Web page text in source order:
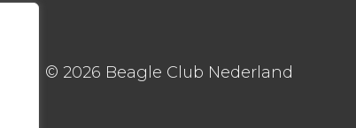
© 2026 Beagle Club Nederland